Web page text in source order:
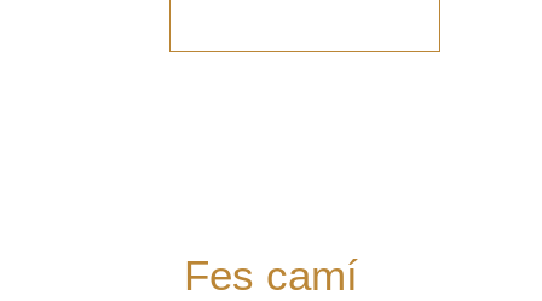
Fes camí